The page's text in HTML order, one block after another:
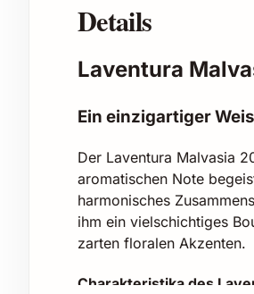
Details
Laventura
Ein einzigartiger
Der Laventura Malvasia
aromatischen Note
harmonisches
ihm ein vielschichtiges
zarten floralen Akzenten.
Charakteristika des